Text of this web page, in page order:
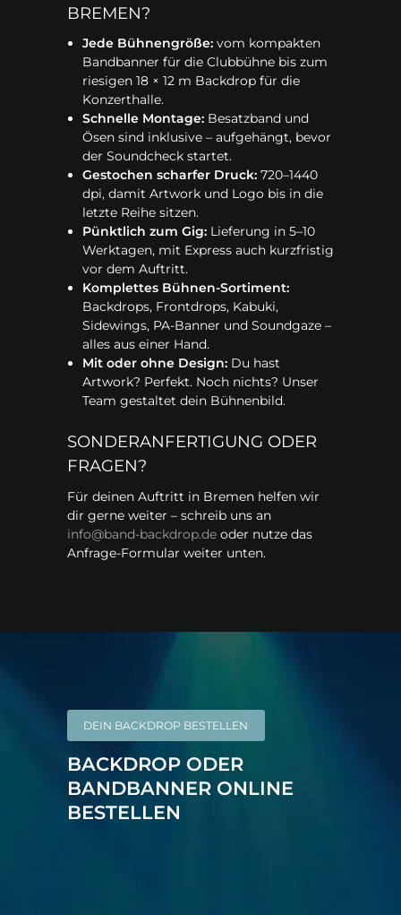
BREMEN?
Jede Bühnengröße: vom kompakten
Bandbanner für die Clubbühne bis zum
riesigen 18 × 12 m Backdrop für die
Konzerthalle.
Schnelle Montage: Besatzband und
Ösen sind inklusive – aufgehängt, bevor
der Soundcheck startet.
Gestochen scharfer Druck: 720–1440
dpi, damit Artwork und Logo bis in die
letzte Reihe sitzen.
Pünktlich zum Gig: Lieferung in 5–10
Werktagen, mit Express auch kurzfristig
vor dem Auftritt.
Komplettes Bühnen-Sortiment:
Backdrops, Frontdrops, Kabuki,
Sidewings, PA-Banner und Soundgaze –
alles aus einer Hand.
Mit oder ohne Design: Du hast
Artwork? Perfekt. Noch nichts? Unser
Team gestaltet dein Bühnenbild.
SONDERANFERTIGUNG ODER
FRAGEN?
Für deinen Auftritt in Bremen helfen wir
dir gerne weiter – schreib uns an
info@band-backdrop.deoder nutze das
Anfrage-Formular weiter unten.
DEIN BACKDROP BESTELLEN
BACKDROP ODER
BANDBANNER ONLINE
BESTELLEN